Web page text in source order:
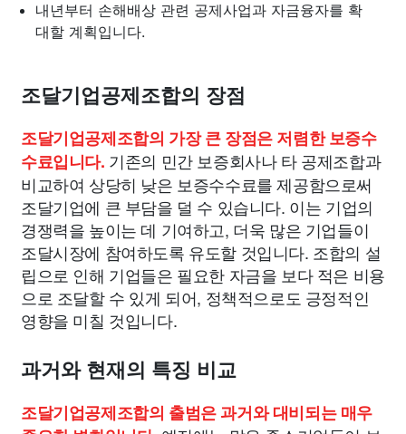
내년부터 손해배상 관련 공제사업과 자금융자를 확
대할 계획입니다.
조달기업공제조합의 장점
조달기업공제조합의 가장 큰 장점은 저렴한 보증수
수료입니다. 기존의 민간 보증회사나 타 공제조합과
비교하여 상당히 낮은 보증수수료를 제공함으로써
조달기업에 큰 부담을 덜 수 있습니다. 이는 기업의
경쟁력을 높이는 데 기여하고, 더욱 많은 기업들이
조달시장에 참여하도록 유도할 것입니다. 조합의 설
립으로 인해 기업들은 필요한 자금을 보다 적은 비용
으로 조달할 수 있게 되어, 정책적으로도 긍정적인
영향을 미칠 것입니다.
과거와 현재의 특징 비교
조달기업공제조합의 출범은 과거와 대비되는 매우